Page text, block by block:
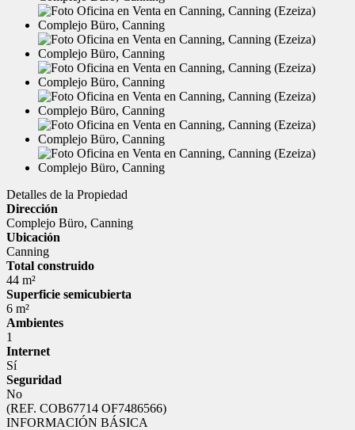
Detalles de la Propiedad
Dirección
Complejo Büro, Canning
Ubicación
Canning
Total construido
44 m²
Superficie semicubierta
6 m²
Ambientes
1
Internet
Sí
Seguridad
No
(REF. COB67714 OF7486566)
INFORMACIÓN BÁSICA